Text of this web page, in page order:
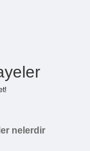
nelerdir